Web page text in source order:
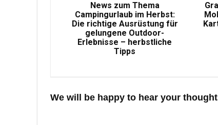
News zum Thema
Campingurlaub im Herbst:
Die richtige Ausrüstung für
gelungene Outdoor-
Erlebnisse – herbstliche
Tipps
We will be happy to hear your